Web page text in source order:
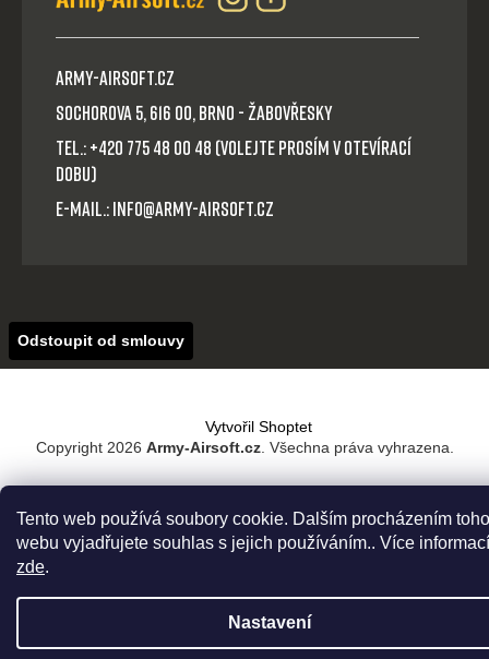
Tento web používá soubory cookie. Dalším procházením
webu vyjadřujete souhlas s jejich používáním.. Více informací
zde.
Nastavení
Army-Airsoft.cz
Sochorova 5, 616 00, Brno - Žabovřesky
Tel.: +420 775 48 00 48 (volejte prosím v otevírací
dobu)
E-mail.: info@army-airsoft.cz
Odstoupit od smlouvy
Vytvořil Shoptet
Copyright 2026 Army-Airsoft.cz. Všechna práva vyhrazena.